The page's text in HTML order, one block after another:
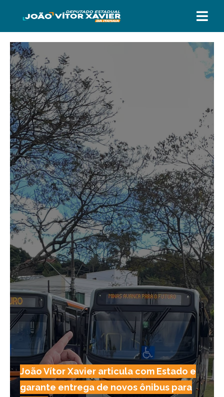
João Vítor Xavier articula com Estado e
garante entrega de novos ônibus para